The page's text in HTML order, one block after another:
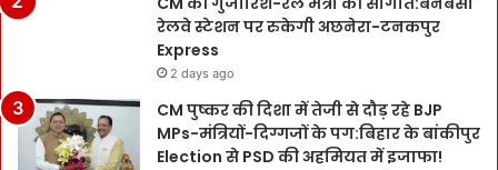
रेलवे स्टेशन पर रुकेगी अछनेरा-टनकपुर
Express
2 days ago
CM पुष्कर की दिशा में तेजी से दौड़ रहे BJP
MPs-मंत्रियों-दिग्गजों के पग:बिहार के बांकीपुर
Election से PSD की अहमियत में इजाफा!